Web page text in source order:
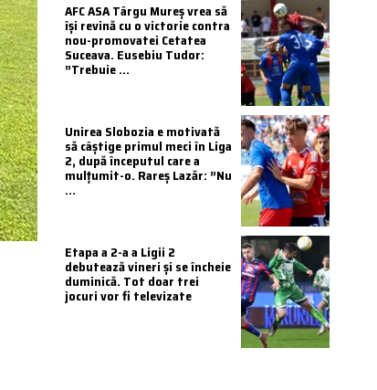
AFC ASA Târgu Mureș vrea să
își revină cu o victorie contra
nou-promovatei Cetatea
Suceava. Eusebiu Tudor:
”Trebuie ...
Unirea Slobozia e motivată
să câștige primul meci în Liga
2, după începutul care a
mulțumit-o. Rareș Lazăr: ”Nu
...
Etapa a 2-a a Ligii 2
debutează vineri și se încheie
duminică. Tot doar trei
jocuri vor fi televizate